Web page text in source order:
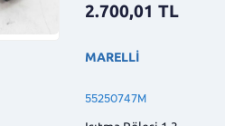
2.700,01 TL
MARELLİ
55250747M